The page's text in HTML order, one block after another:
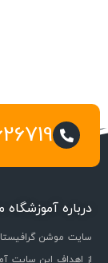
درباره آموزشگاه
سایت موشن
از اهداف این سایت